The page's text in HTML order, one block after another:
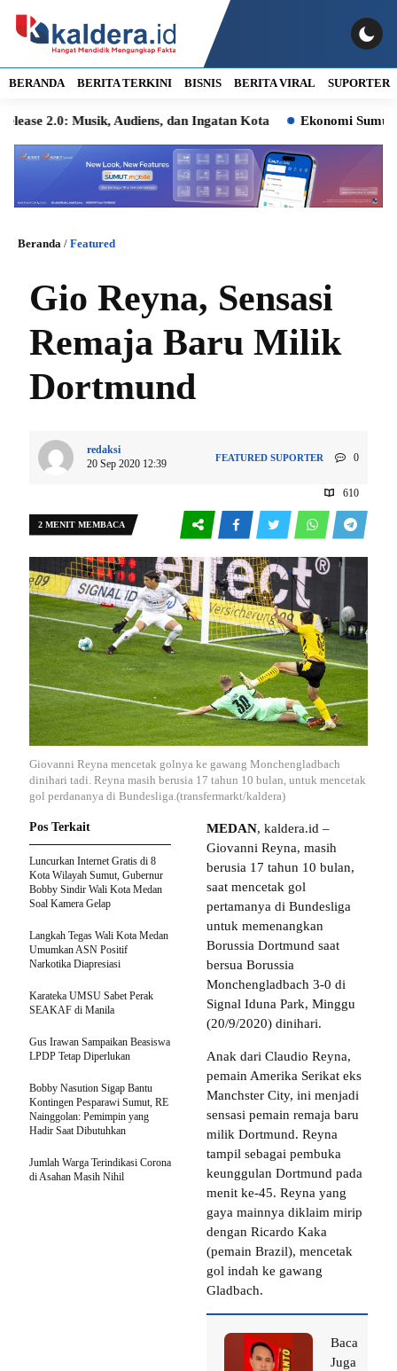
BERANDA BERITA TERKINI BISNIS BERITA VIRAL SUPORTER
Musik, Audiens, dan Ingatan Kota Ekonomi Sumut Naik
Beranda / Featured
Gio Reyna, Sensasi
Remaja Baru Milik
Dortmund
redaksi
20 Sep 2020 12:39
FEATURED SUPORTER 0
610
2 MENIT MEMBACA
Giovanni Reyna mencetak golnya ke gawang Monchengladbach
dinihari tadi. Reyna masih berusia 17 tahun 10 bulan, untuk mencetak
gol perdananya di Bundesliga.(transfermarkt/kaldera)
MEDAN, kaldera.id –
Giovanni Reyna, masih
berusia 17 tahun 10 bulan,
saat mencetak gol
pertamanya di Bundesliga
untuk memenangkan
Borussia Dortmund saat
bersua Borussia
Monchengladbach 3-0 di
Signal Iduna Park, Minggu
(20/9/2020) dinihari.
Anak dari Claudio Reyna,
pemain Amerika Serikat eks
Manchster City, ini menjadi
sensasi pemain remaja baru
milik Dortmund. Reyna
tampil sebagai pembuka
keunggulan Dortmund pada
menit ke-45. Reyna yang
gaya mainnya diklaim mirip
dengan Ricardo Kaka
(pemain Brazil), mencetak
gol indah ke gawang
Gladbach.
Baca
Juga
Pos Terkait
Luncurkan Internet Gratis di 8
Kota Wilayah Sumut, Gubernur
Bobby Sindir Wali Kota Medan
Soal Kamera Gelap
Langkah Tegas Wali Kota Medan
Umumkan ASN Positif
Narkotika Diapresiasi
Karateka UMSU Sabet Perak
SEAKAF di Manila
Gus Irawan Sampaikan Beasiswa
LPDP Tetap Diperlukan
Bobby Nasution Sigap Bantu
Kontingen Pesparawi Sumut, RE
Nainggolan: Pemimpin yang
Hadir Saat Dibutuhkan
Jumlah Warga Terindikasi Corona
di Asahan Masih Nihil